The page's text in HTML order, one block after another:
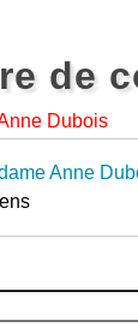
de
Dubois
Anne